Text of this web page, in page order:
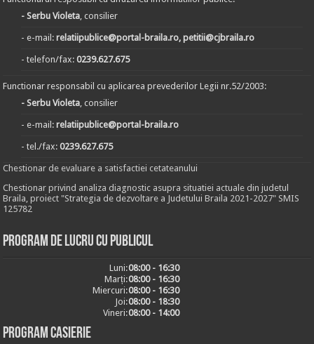
- Serbu Violeta, consilier
- e-mail:relatiipublice@portal-braila.ro, petitii@cjbraila.ro
- telefon/fax:0239.627.675
Functionar responsabil cu aplicarea prevederilor Legii nr.52/2003:
- Serbu Violeta, consilier
- e-mail:relatiipublice@portal-braila.ro
- tel./fax:0239.627.675
Chestionar de evaluare a satisfactiei cetateanului
Chestionar privind analiza diagnostic asupra situatiei actuale din judetul
Braila, proiect "Strategia de dezvoltare a Judetului Braila 2021-2027" SMIS
125782
Program de lucru cu publicul
Luni:08:00 - 16:30
Marți:08:00 - 16:30
Miercuri:08:00 - 16:30
Joi:08:00 - 18:30
Vineri:08:00 - 14:00
Program casierie